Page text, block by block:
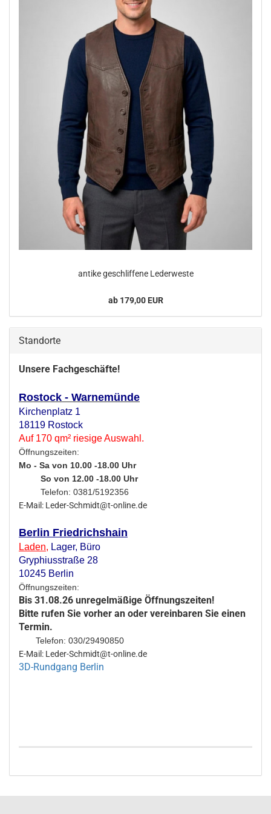
an­ti­ke ge­schlif­fe­ne Le­der­wes­te
ab 179,00 EUR
Standorte
Unsere Fachgeschäfte!
Rostock - Warnemünde
Kirchenplatz 1
18119 Rostock
Auf 170 qm² riesige Auswahl.
Öffnungszeiten:
Mo - Sa von 10.00 -18.00 Uhr
So von 12.00 -18.00 Uhr
Telefon: 0381/5192356
E-Mail: Leder-Schmidt@t-online.de
Berlin Friedrichshain
Laden, Lager, Büro
Gryphiusstraße 28
10245 Berlin
Öffnungszeiten:
Bis 31.08.26 unregelmäßige Öffnungszeiten!
Bitte rufen Sie vorher an oder vereinbaren Sie einen
Termin.
Telefon: 030/29490850
E-Mail: Leder-Schmidt@t-online.de
3D-Rundgang Berlin